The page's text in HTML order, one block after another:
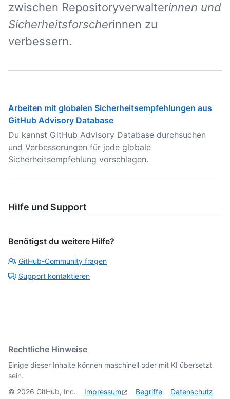
zwischen Repositoryverwalterinnen und
Sicherheitsforscherinnen zu
verbessern.
Arbeiten mit globalen Sicherheitsempfehlungen aus
GitHub Advisory Database
Du kannst GitHub Advisory Database durchsuchen
und Verbesserungen für jede globale
Sicherheitsempfehlung vorschlagen.
Hilfe und Support
Benötigst du weitere Hilfe?
GitHub-Community fragen
Support kontaktieren
Rechtliche Hinweise
Einige dieser Inhalte können maschinell oder mit KI übersetzt
sein.
© 2026 GitHub, Inc. Impressum Begriffe
Datenschutz